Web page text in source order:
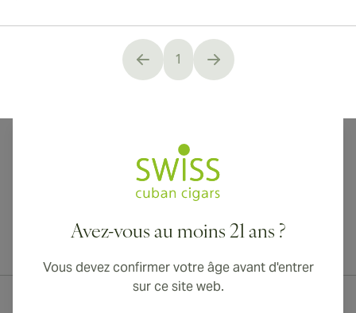
You're currently reading page
1
Avez-vous au moins 21 ans ?
Vous devez confirmer votre âge avant d'entrer
sur ce site web.
Livraison internationale disponible vers le Canada, le Royaume-Uni